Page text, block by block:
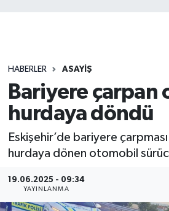
HABERLER ASAYİŞ
Bariyere çarpan
hurdaya döndü
Eskişehir’de bariyere
hurdaya dönen otomobil
19.06.2025 - 09:34
YAYINLANMA
SPOR
YAŞAM
Son Dakika Haberleri
Haber Arşivi